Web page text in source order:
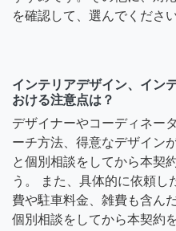
を確認して、選んでください
インテリアデザイン、イン
おける注意点は？
デザイナーやコーディネー
ーチ方法、得意なデザイン
と個別相談をしてから本契
う。 また、具体的に依頼し
費や駐車料金、雑費も含ん
個別相談をしてから本契約